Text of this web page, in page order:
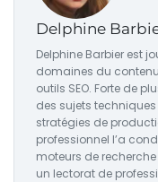
Delphine
Delphine Barbier est
domaines du
outils SEO. Forte de
des sujets
stratégies de
professionnel l’a
moteurs de
un lectorat de